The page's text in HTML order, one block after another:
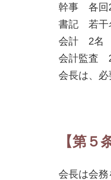
幹事 各回
書記 若干
会計 2名 1
会計監査
会長は、必
【第５
会長は会務